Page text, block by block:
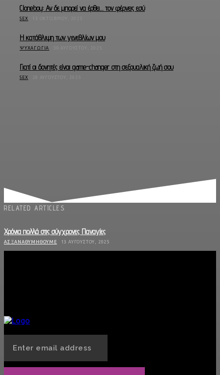
Cloneboy: Αν δε μπορεί να έρθει… τον φέρνεις εσύ
SEX
Η κατάθλιψη των γενεθλίων μου
ΨΥΧΑΓΩΓΊΑ
Γιατί οι δονητές είναι game-changer στη σεξουαλική ζωή σου
SEX 28 ΑΥΓΟΎΣΤΟΥ, 2025
RELATED ARTICLES
Χρόνια πολλά στις σύγχρονες Παναγίες
ΑΣ ΞΑΝΑΘΥΜΗΘΟΎΜΕ 13 ΑΥΓΟΎΣΤΟΥ, 2025